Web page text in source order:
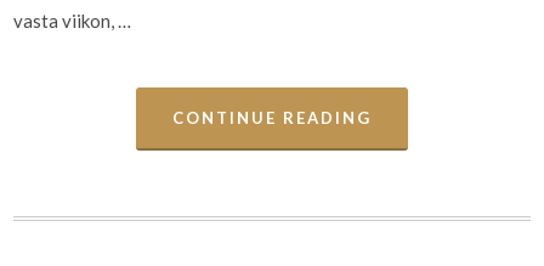
vasta viikon, …
CONTINUE READING